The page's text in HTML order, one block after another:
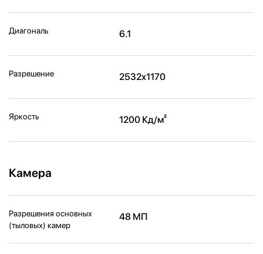
Диагональ 6.1
Разрешение 2532x1170
Яркость 1200 Кд/м²
Камера
Разрешения основных
(тыловых) камер
48 МП